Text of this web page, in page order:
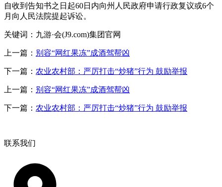
自收到告知书之日起60日内向州人民政府申请行政复议或6个
月向人民法院提起诉讼。
关键词：九游·会(J9.com)集团官网
上一篇： 别容“网红果冻”成酒驾帮凶
下一篇： 农业农村部：严厉打击“炒猪”行为 鼓励举报
上一篇： 别容“网红果冻”成酒驾帮凶
下一篇： 农业农村部：严厉打击“炒猪”行为 鼓励举报
联系我们